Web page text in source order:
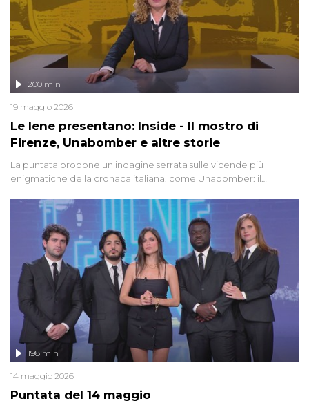
Le Iene presentano: Inside - Il mostro di
Firenze, Unabomber e altre storie
200 min
19 maggio 2026
La puntata propone un'indagine serrata sulle vicende più
enigmatiche della cronaca italiana, come Unabomber: il
'90 e il 2000 che, inquietantemente, potrebbe essere ancora in
libertà. Lo speciale affronta inoltre le zone d'ombra sul Mostro di
Firenze, le cui responsabilità appaiono ancora oggi avvolte in un
groviglio di dubbi mai chiariti. Nel corso dello speciale anche
l'intervista inedita a Olindo Romano, realizzata ne...
Puntata del 14 maggio
198 min
14 maggio 2026